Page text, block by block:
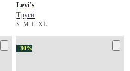
Levi's
Труси
SMLXL
−30%